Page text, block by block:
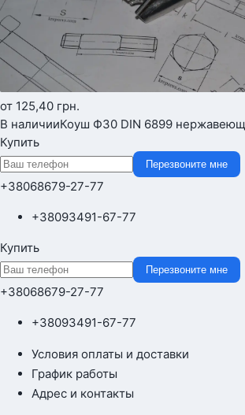
от 125,40 грн.
В наличииКоуш Ф30 DIN 6899
Купить
Перезвоните мне
+38068679-27-77
+38093491-67-77
Купить
Перезвоните мне
+38068679-27-77
+38093491-67-77
Условия оплаты и доставки
График работы
Адрес и контакты